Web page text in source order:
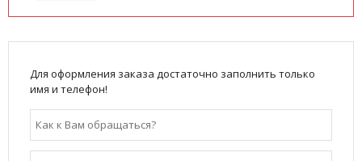
Для оформления заказа достаточно заполнить только
имя и телефон!